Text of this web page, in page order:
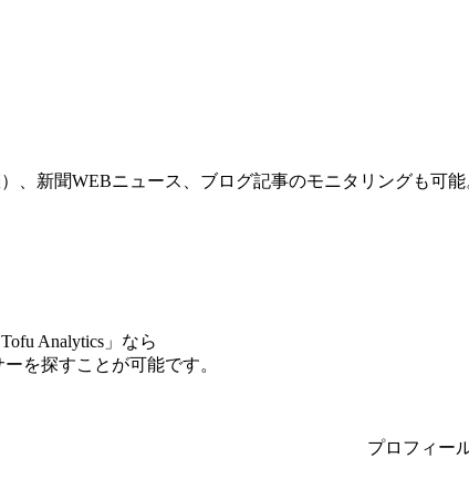
新聞WEBニュース、ブログ記事のモニタリングも可能
Analytics」なら
を探すことが可能です。
プロフィー